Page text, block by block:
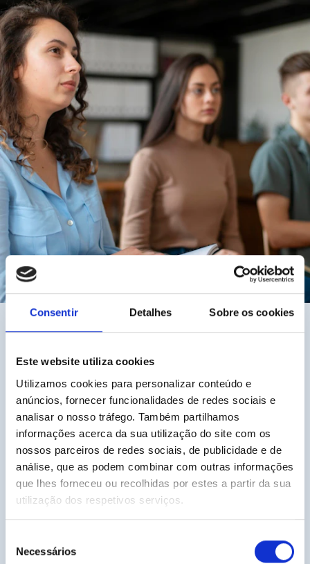
Consentir Detalhes Sobre os cookies
Este website utiliza cookies
Utilizamos cookies para personalizar conteúdo e
anúncios, fornecer funcionalidades de redes sociais e
analisar o nosso tráfego. Também partilhamos
informações acerca da sua utilização do site com os
nossos parceiros de redes sociais, de publicidade e de
análise, que as podem combinar com outras informações
que lhes forneceu ou recolhidas por estes a partir da sua
utilização dos respetivos serviços.
Necessários
Filtros
Área de Interesse
Região
Limpar Filtros